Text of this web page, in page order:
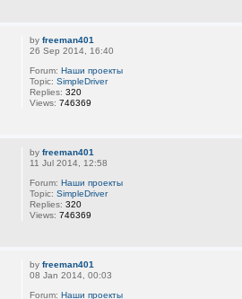
by freeman401
26 Sep 2014, 16:40
Forum: Наши проекты
Topic: SimpleDriver
Replies: 320
Views: 746369
by freeman401
11 Jul 2014, 12:58
Forum: Наши проекты
Topic: SimpleDriver
Replies: 320
Views: 746369
by freeman401
08 Jan 2014, 00:03
Forum: Наши проекты